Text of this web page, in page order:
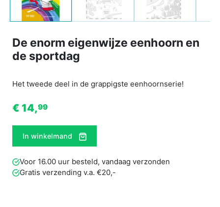
De enorm eigenwijze eenhoorn en
de sportdag
Het tweede deel in de grappigste eenhoornserie!
€ 14,99
In winkelmand
Voor 16.00 uur besteld, vandaag verzonden
Gratis verzending v.a. €20,-